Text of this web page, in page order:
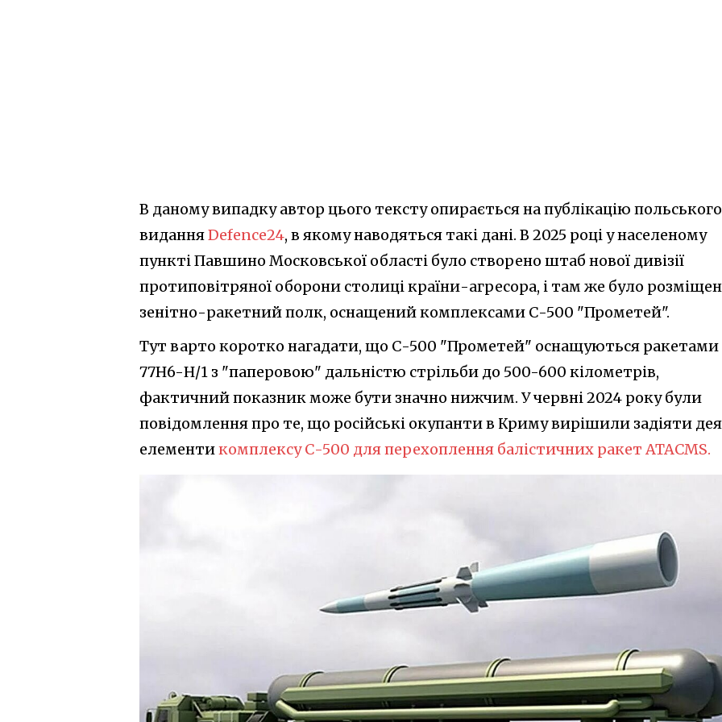
В даному випадку автор цього тексту опирається на публікацію польського
виданняDefence24, в якому наводяться такі дані. В 2025 році у населеному
пункті Павшино Московської області було створено штаб нової дивізії
протиповітряної оборони столиці країни-агресора, і там же було
зенітно-ракетний полк, оснащений комплексами С-500 "Прометей".
Тут варто коротко нагадати, що С-500 "Прометей" оснащуються ракетами
77Н6-Н/1 з "паперовою" дальністю стрільби до 500-600 кілометрів,
фактичний показник може бути значно нижчим. У червні 2024 року були
повідомлення про те, що російські окупанти в Криму вирішили задіяти
елементикомплексу С-500 для перехоплення балістичних ракет ATACMS.